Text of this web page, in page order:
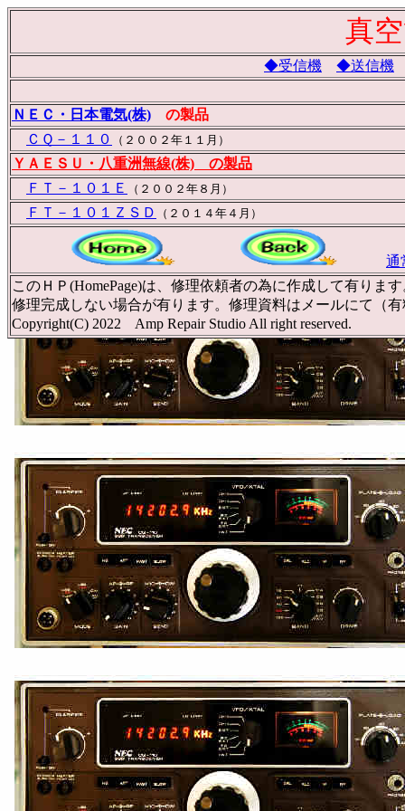
真
◆受信機 ◆送信機
ＮＥＣ・日本電気(株) の製品
ＣＱ－１１０
（２００２年１１月）
ＹＡＥＳＵ・八重洲無線(株) の製品
ＦＴ－１０１Ｅ
（２００２年８月）
ＦＴ－１０１ＺＳＤ （２０１４年４月）
通
このＨＰ(HomePage)は、修理依頼者の為に作成して有り
修理完成しない場合が有ります。修理資料はメールにて（
Copyright(C) 2022 Amp Repair Studio All right reserved.